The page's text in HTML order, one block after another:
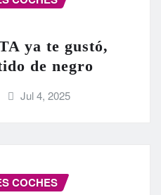
ya te gustó,
de negro
Jul 4, 2025
COCHES